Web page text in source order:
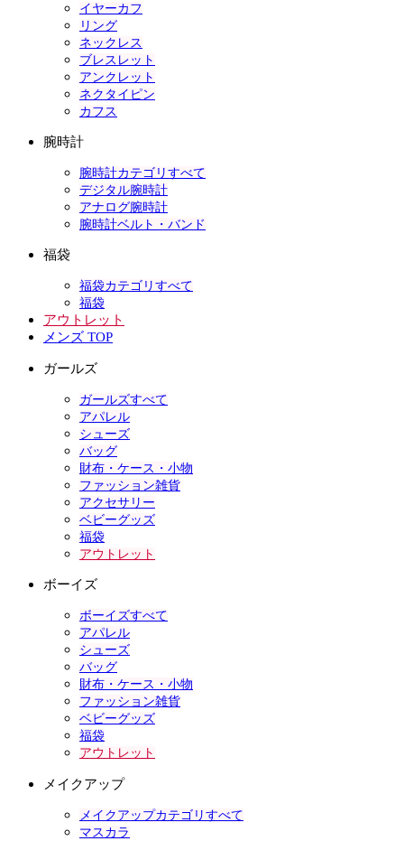
イヤーカフ
リング
ネックレス
ブレスレット
アンクレット
ネクタイピン
カフス
腕時計
腕時計カテゴリすべて
デジタル腕時計
アナログ腕時計
腕時計ベルト・バンド
福袋
福袋カテゴリすべて
福袋
アウトレット
メンズ TOP
ガールズ
ガールズすべて
アパレル
シューズ
バッグ
財布・ケース・小物
ファッション雑貨
アクセサリー
ベビーグッズ
福袋
アウトレット
ボーイズ
ボーイズすべて
アパレル
シューズ
バッグ
財布・ケース・小物
ファッション雑貨
ベビーグッズ
福袋
アウトレット
メイクアップ
メイクアップカテゴリすべて
マスカラ